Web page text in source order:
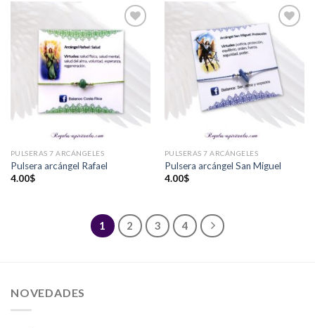
lista de
deseos
PULSERAS 7 ARCÁNGELES
Pulsera arcángel Rafael
4.00$
Añadir
lista de
deseos
PULSERAS 7 ARCÁNGELES
Pulsera arcángel San Miguel
4.00$
1 2 3 4
NOVEDADES